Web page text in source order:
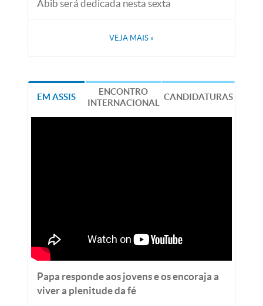
Abib será dedicada nesta sexta
VEJA MAIS »
EM ASSIS
ENCONTRO
INTERNACIONAL
CANDIDATURAS
Papa responde aos jovens e os encoraja a
viver a plenitude da fé